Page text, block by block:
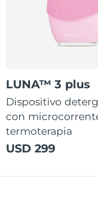
LUNA™ 3 plus
Dispositivo
con
termoterapia
USD 299